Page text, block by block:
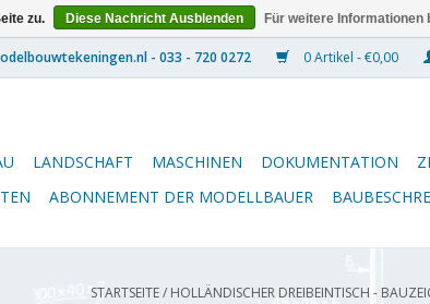
0 Artikel - €0,00
LANDSCHAFT MASCHINEN DOKUMENTATION
ABONNEMENT DER MODELLBAUER
STARTSEITE/ HOLLÄNDISCHER DREIBEINTISCH -
zu. Diese Nachricht Ausblenden Für weitere